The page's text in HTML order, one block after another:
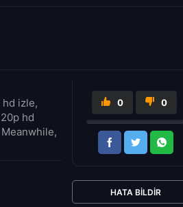
izle,
hd
0 0
HATA BILDIR